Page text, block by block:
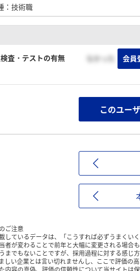
： 技術職
査・テストの有無 なかった 会員
このユー
ご注意
しているデータは、「こうすれば必ずうまくい
者が変わることで前年と大幅に変更される場合
までもないことですが、採用過程に対する感じ
しい企業とは言い切れませんし、ここで評価の